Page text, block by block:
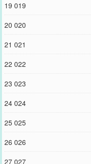
19 019
20 020
21 021
22 022
23 023
24 024
25 025
26 026
27 027